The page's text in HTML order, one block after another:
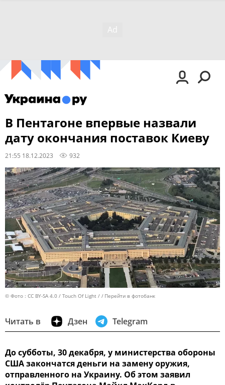
В Пентагоне впервые назвали
дату окончания поставок Киеву
21:55 18.12.2023 932
© Фото : CC BY-SA 4.0 / Touch Of Light / Перейти в фотобанк
Читать в Дзен Telegram
До субботы, 30 декабря, у министерства обороны
США закончатся деньги на замену оружия,
отправленного на Украину. Об этом заявил